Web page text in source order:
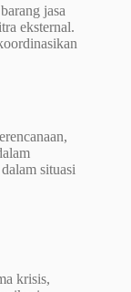
jasa
eksternal.
situasi
krisis,